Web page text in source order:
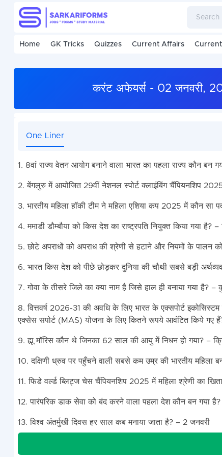
Home GK Tricks Quizzes Current Affairs
करंट अफेयर्स - 02 जनवरी,
One Liner
1. 8वां राज्य वेतन आयोग बनाने वाला भारत का पहला राज्य कौन बन
2. बेंगलुरु में आयोजित 29वीं नेशनल स्पोर्ट क्लाइंबिंग चैंपियनशिप
3. भारतीय महिला हॉकी टीम ने महिला एशिया कप 2025 में कौन
4. ममाडी डौम्बौया को किस देश का राष्ट्रपति नियुक्त किया गया है? –
5. छोटे अपराधों को अपराध की श्रेणी से हटाने और नियमों के पालन
6. भारत किस देश को पीछे छोड़कर दुनिया की चौथी सबसे बड़ी
7. गोवा के तीसरे जिले का क्या नाम है जिसे हाल ही बनाया गया है? –
8. वित्तवर्ष 2026-31 की अवधि के लिए भारत के एक्सपोर्ट
एक्सेस सपोर्ट (MAS) योजना के लिए कितने रूपये आवंटित किये गए
9. ह्यू मॉरिस कौन थे जिनका 62 साल की आयु में निधन हो गया? –
10. दक्षिणी ध्रुव पर पहुँचने वाली सबसे कम उम्र की भारतीय महिला
11. फिडे वर्ल्ड ब्लिट्ज चेस चैंपियनशिप 2025 में महिला श्रेणी का
12. पारंपरिक डाक सेवा को बंद करने वाला पहला देश कौन बन गया है?
13. विश्व अंतर्मुखी दिवस हर साल कब मनाया जाता है? – 2 जनवरी